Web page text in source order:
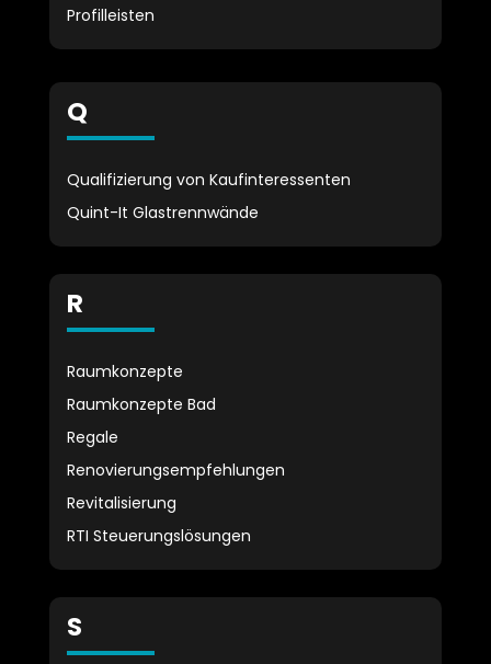
Profilleisten
Q
Qualifizierung von Kaufinteressenten
Quint-It Glastrennwände
R
Raumkonzepte
Raumkonzepte Bad
Regale
Renovierungsempfehlungen
Revitalisierung
RTI Steuerungslösungen
S